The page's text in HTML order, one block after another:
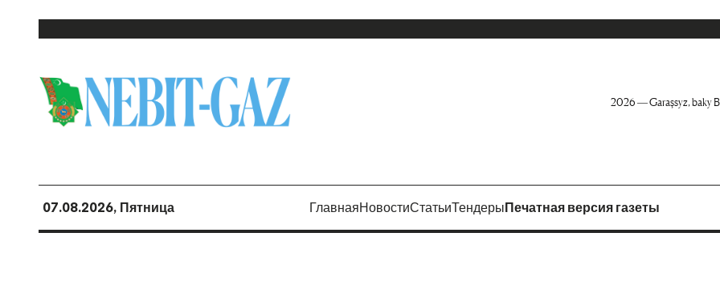
2026 — Garaşsyz, baky
07.08.2026, Пятница ГлавнаяНовостиСтатьиТендерыПечатная версия газеты